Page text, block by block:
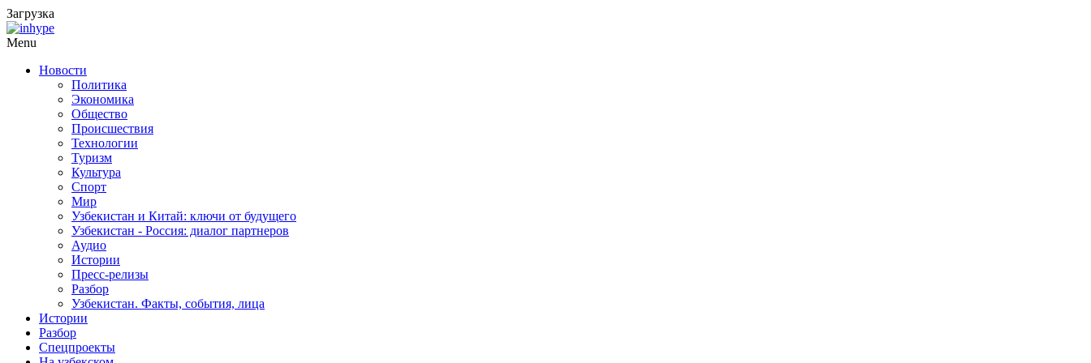
Загрузка
Menu
Новости
Политика
Экономика
Общество
Происшествия
Технологии
Туризм
Культура
Спорт
Мир
Узбекистан и Китай: ключи от будущего
Узбекистан - Россия: диалог партнеров
Аудио
Истории
Пресс-релизы
Разбор
Узбекистан. Факты, события, лица
Истории
Разбор
Спецпроекты